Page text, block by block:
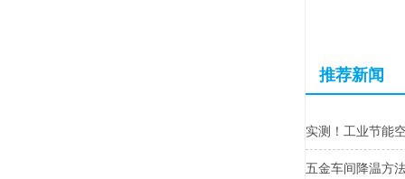
推荐新闻
实测！工业节能
五金车间降温方